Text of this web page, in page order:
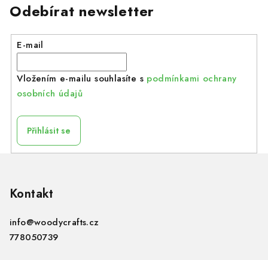
Odebírat newsletter
E-mail
Vložením e-mailu souhlasíte s podmínkami ochrany
osobních údajů
Přihlásit se
Kontakt
info@woodycrafts.cz
778050739